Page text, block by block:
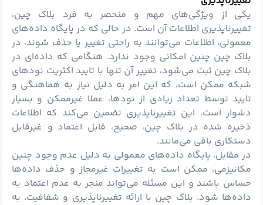
یکی از ویژگی‌های مهم و منحصر به فرد بلاک چین،
تغییرناپذیری اطلاعات آن است. در حالی که در پایگاه داده‌های
معمولی، اطلاعات می‌توانند به راحتی تغییر یا حذف شوند، در
بلاک چین چنین امکانی وجود ندارد. هنگامی که داده‌ای در
بلاک چین ثبت می‌شود، تغییر آن تنها با تایید اکثریت نودهای
شبکه ممکن است، که این امر به دلیل نیاز به هماهنگی و
تایید توسط تعداد زیادی از نودها، عملا غیرممکن و بسیار
دشوار است. این تغییرناپذیری تضمین می‌کند که اطلاعات
ذخیره شده در بلاک چین، صحیح، قابل اعتماد و غیرقابل
دستکاری باقی می‌مانند.
در مقابل، پایگاه داده‌های معمولی به دلیل عدم وجود چنین
مکانیزمی، ممکن است به تغییرات غیرمجاز و حذف داده‌ها
حساس باشند و این مسئله می‌تواند منجر به عدم اعتماد به
داده‌ها شود. بلاک چین با ارائه تغییرناپذیری و شفافیت، به